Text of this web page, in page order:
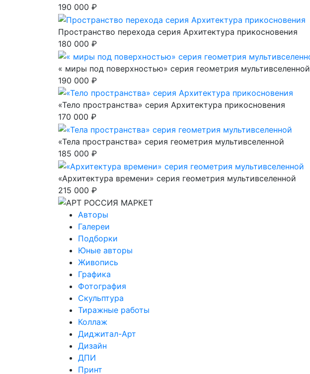
190 000 ₽
Пространство перехода серия Архитектура прикосновения
180 000 ₽
« миры под поверхностью» серия геометрия мультивселенной
190 000 ₽
«Тело пространства» серия Архитектура прикосновения
170 000 ₽
«Тела пространства» серия геометрия мультивселенной
185 000 ₽
«Архитектура времени» серия геометрия мультивселенной
215 000 ₽
Авторы
Галереи
Подборки
Юные авторы
Живопись
Графика
Фотография
Скульптура
Тиражные работы
Коллаж
Диджитал-Арт
Дизайн
ДПИ
Принт